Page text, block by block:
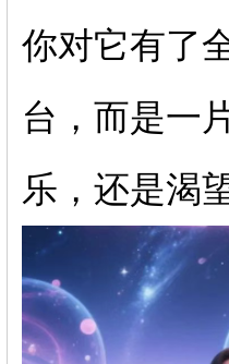
你对它有了
台，而是一
乐，还是渴